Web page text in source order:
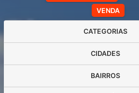
VENDA
CATEGORIAS
CIDADES
BAIRROS